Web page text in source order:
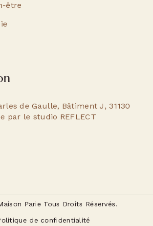
être
de Gaulle, Bâtiment J, 31130
par le studio REFLECT
Parie Tous Droits Réservés.
de confidentialité